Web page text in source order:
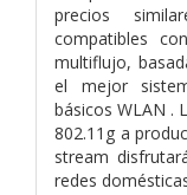
precios
compatibles
multiflujo,
el mejor
básicos WLAN .
802.11g a
stream
redes